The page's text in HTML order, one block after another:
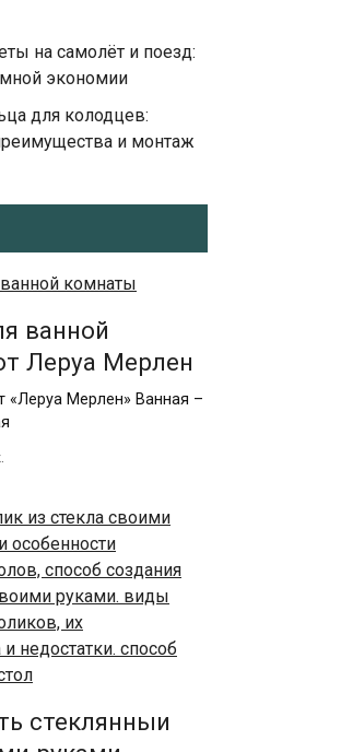
на самолёт и поезд:
экономии
для колодцев:
и монтаж
ванной
Леруа Мерлен
«Леруа Мерлен» Ванная –
стеклянныи